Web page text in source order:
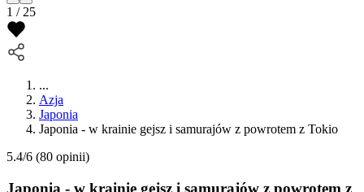
1 / 25
...
Azja
Japonia
Japonia - w krainie gejsz i samurajów z powrotem z Tokio
5.4/6 (80 opinii)
Japonia - w krainie gejsz i samurajów z powrotem z